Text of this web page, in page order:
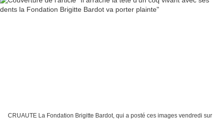
CRUAUTE La Fondation Brigitte Bardot, qui a posté ces images vendredi sur